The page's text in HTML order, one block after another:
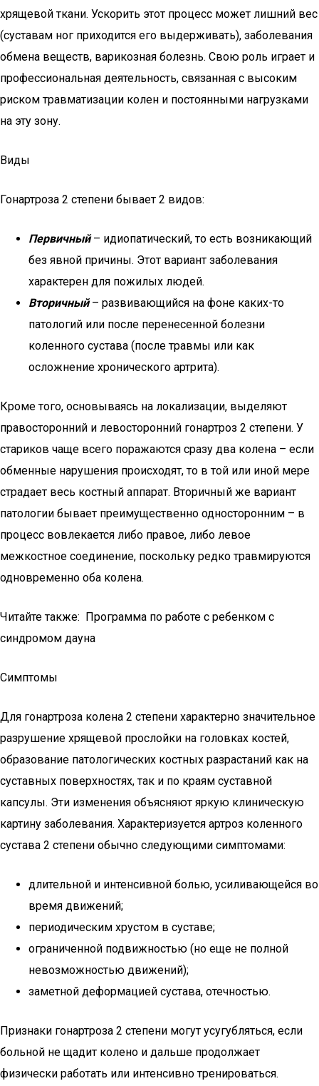
хрящевой ткани. Ускорить этот процесс может лишний вес
(суставам ног приходится его выдерживать), заболевания
обмена веществ, варикозная болезнь. Свою роль играет и
профессиональная деятельность, связанная с высоким
риском травматизации колен и постоянными нагрузками
на эту зону.
Виды
Гонартроза 2 степени бывает 2 видов:
Первичный– идиопатический, то есть возникающий
без явной причины. Этот вариант заболевания
характерен для пожилых людей.
Вторичный– развивающийся на фоне каких-то
патологий или после перенесенной болезни
коленного сустава (после травмы или как
осложнение хронического артрита).
Кроме того, основываясь на локализации, выделяют
правосторонний и левосторонний гонартроз 2 степени. У
стариков чаще всего поражаются сразу два колена – если
обменные нарушения происходят, то в той или иной мере
страдает весь костный аппарат. Вторичный же вариант
патологии бывает преимущественно односторонним – в
процесс вовлекается либо правое, либо левое
межкостное соединение, поскольку редко травмируются
одновременно оба колена.
Читайте также: Программа по работе с ребенком с
синдромом дауна
Симптомы
Для гонартроза колена 2 степени характерно значительное
разрушение хрящевой прослойки на головках костей,
образование патологических костных разрастаний как на
суставных поверхностях, так и по краям суставной
капсулы. Эти изменения объясняют яркую клиническую
картину заболевания. Характеризуется артроз коленного
сустава 2 степени обычно следующими симптомами:
длительной и интенсивной болью, усиливающейся во
время движений;
периодическим хрустом в суставе;
ограниченной подвижностью (но еще не полной
невозможностью движений);
заметной деформацией сустава, отечностью.
Признаки гонартроза 2 степени могут усугубляться, если
больной не щадит колено и дальше продолжает
физически работать или интенсивно тренироваться.